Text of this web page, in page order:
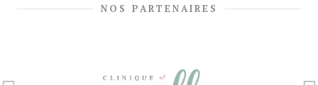
NOS PARTENAIRES